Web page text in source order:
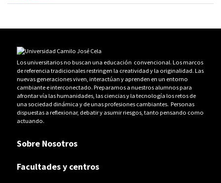
Los universitarios no buscan una educación convencional. Los marcos
de referencia tradicionales restringen la creatividad y la originalidad. Las
nuevas generaciones viven, interactúan y aprenden en un entorno
cambiante e interconectado. Preparamos a nuestros alumnos para
afrontar vía las humanidades, las ciencias y la tecnología los retos de
una sociedad dinámica y de unas profesiones cambiantes. Personas
dispuestas a reflexionar, debatir y asumir riesgos, tanto pensando como
actuando.
Sobre Nosotros
Facultades y centros